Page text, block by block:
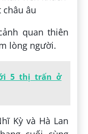
quan thiên
lòng người.
5 thị trấn ở
Kỳ và Hà Lan